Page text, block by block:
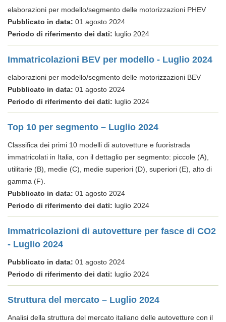
elaborazioni per modello/segmento delle motorizzazioni PHEV
Pubblicato in data: 01 agosto 2024
Periodo di riferimento dei dati: luglio 2024
Immatricolazioni BEV per modello - Luglio 2024
elaborazioni per modello/segmento delle motorizzazioni BEV
Pubblicato in data: 01 agosto 2024
Periodo di riferimento dei dati: luglio 2024
Top 10 per segmento – Luglio 2024
Classifica dei primi 10 modelli di autovetture e fuoristrada
immatricolati in Italia, con il dettaglio per segmento: piccole (A),
utilitarie (B), medie (C), medie superiori (D), superiori (E), alto di
gamma (F).
Pubblicato in data: 01 agosto 2024
Periodo di riferimento dei dati: luglio 2024
Immatricolazioni di autovetture per fasce di CO2
- Luglio 2024
Pubblicato in data: 01 agosto 2024
Periodo di riferimento dei dati: luglio 2024
Struttura del mercato – Luglio 2024
Analisi della struttura del mercato italiano delle autovetture con il